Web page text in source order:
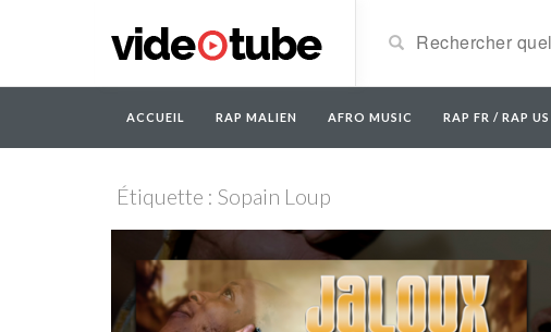
ACCUEIL RAP MALIEN AFRO MUSIC RAP FR / RAP US
Étiquette : Sopain Loup